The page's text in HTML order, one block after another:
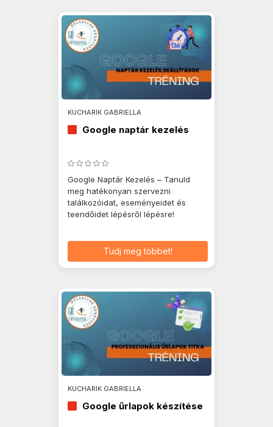
KUCHARIK GABRIELLA
Google naptár kezelés
Google Naptár Kezelés – Tanuld
meg hatékonyan szervezni
találkozóidat, eseményeidet és
teendőidet lépésről lépésre!
Tudj meg többet!
KUCHARIK GABRIELLA
Google űrlapok készítése